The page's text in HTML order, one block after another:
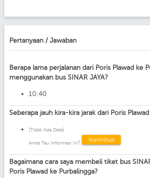
Pertanyaan / Jawaban
Berapa lama perjalanan dari Poris Plawad ke
menggunakan bus SINAR JAYA?
10:40
Seberapa jauh kira-kira jarak dari Poris
[Tidak Ada Data]
Anda Tau Informasi Ini? Kontribusi
Bagaimana cara saya membeli tiket bus
Poris Plawad ke Purbalingga?